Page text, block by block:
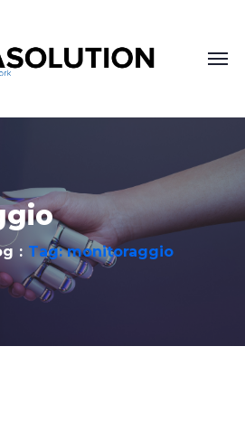
Tag: monitoraggio